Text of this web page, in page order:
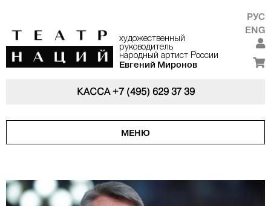
художественный
руководитель
народный артист России
Евгений Миронов
РУС
ENG
КАССА+7 (495) 629 37 39
МЕНЮ